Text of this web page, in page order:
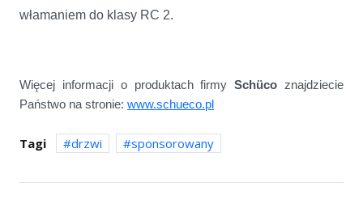
włamaniem do klasy RC 2.
Więcej informacji o produktach firmySchücoznajdziecie
Państwo na stronie: www.schueco.pl
Tagi drzwi sponsorowany